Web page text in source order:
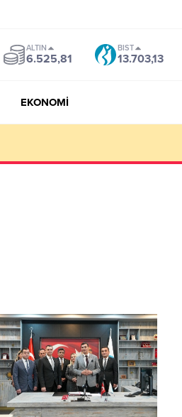
ALTIN
6.525,81
BIST
13.703,13
EKONOMİ